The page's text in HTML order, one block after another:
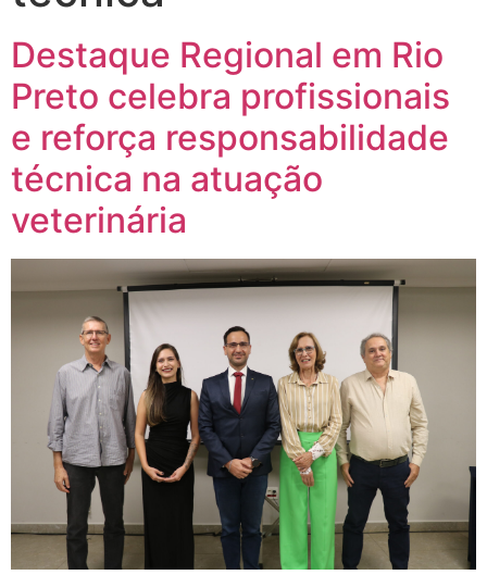
Destaque Regional em Rio
Preto celebra profissionais
e reforça responsabilidade
técnica na atuação
veterinária